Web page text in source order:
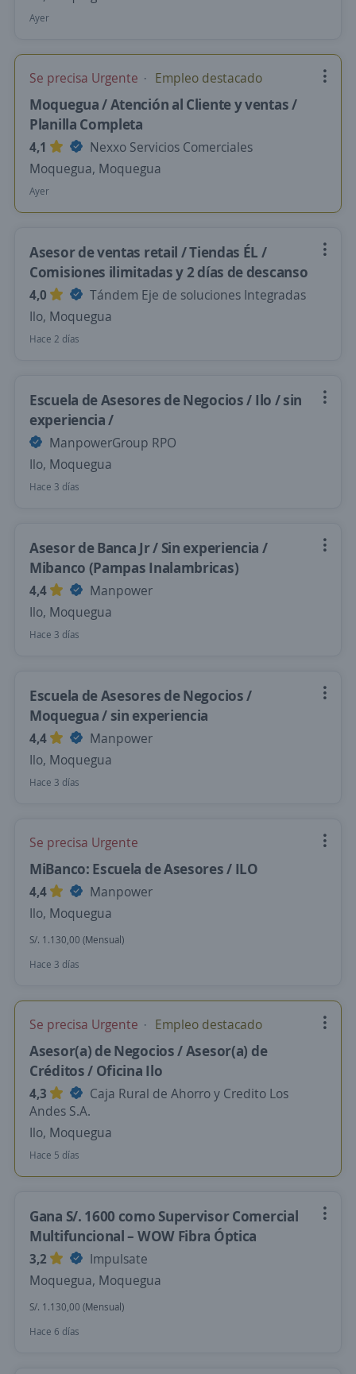
Ayer
Se precisa Urgente Empleo destacado
Moquegua / Atención al Cliente y ventas /
Planilla Completa
4,1
Nexxo Servicios Comerciales
Moquegua, Moquegua
Ayer
Asesor de ventas retail / Tiendas ÉL /
Comisiones ilimitadas y 2 días de descanso
4,0
Tándem Eje de soluciones Integradas
Ilo, Moquegua
Hace 2 días
Escuela de Asesores de Negocios / Ilo / sin
experiencia /
ManpowerGroup RPO
Ilo, Moquegua
Hace 3 días
Asesor de Banca Jr / Sin experiencia /
Mibanco (Pampas Inalambricas)
4,4
Manpower
Ilo, Moquegua
Hace 3 días
Escuela de Asesores de Negocios /
Moquegua / sin experiencia
4,4
Manpower
Ilo, Moquegua
Hace 3 días
Se precisa Urgente
MiBanco: Escuela de Asesores / ILO
4,4
Manpower
Ilo, Moquegua
S/. 1.130,00 (Mensual)
Hace 3 días
Se precisa Urgente Empleo destacado
Asesor(a) de Negocios / Asesor(a) de
Créditos / Oficina Ilo
4,3
Caja Rural de Ahorro y Credito Los
Andes S.A.
Ilo, Moquegua
Hace 5 días
Gana S/. 1600 como Supervisor Comercial
Multifuncional – WOW Fibra Óptica
3,2
Impulsate
Moquegua, Moquegua
S/. 1.130,00 (Mensual)
Hace 6 días